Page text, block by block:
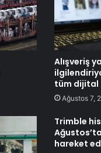
Alışveriş
tüm dijital
Ağustos 7,
Trimble
hareket